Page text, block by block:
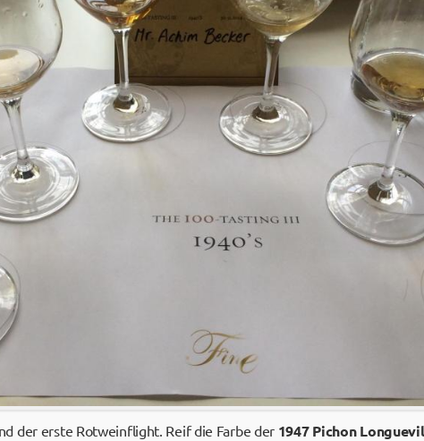
der erste Rotweinflight. Reif die Farbe der 1947 Pichon